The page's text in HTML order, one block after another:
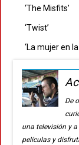
‘The Misfits’
‘Twist’
‘La mujer en
De
una televisión y
películas y